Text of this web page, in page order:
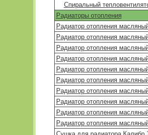
Спиральный
Радиаторы отопления
Радиатор отопления
Радиатор отопления
Радиатор отопления
Радиатор отопления
Радиатор отопления
Радиатор отопления
Радиатор отопления
Радиатор отопления
Радиатор отопления
Радиатор отопления